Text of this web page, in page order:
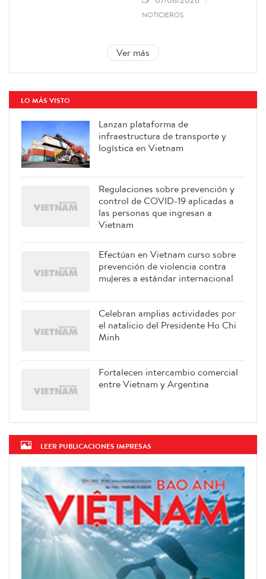
NOTICIEROS
Ver más
LO MÁS VISTO
Lanzan plataforma de
infraestructura de transporte y
logística en Vietnam
Regulaciones sobre prevención y
control de COVID-19 aplicadas a
las personas que ingresan a
Vietnam
Efectúan en Vietnam curso sobre
prevención de violencia contra
mujeres a estándar internacional
Celebran amplias actividades por
el natalicio del Presidente Ho Chi
Minh
Fortalecen intercambio comercial
entre Vietnam y Argentina
LEER PUBLICACIONES IMPRESAS